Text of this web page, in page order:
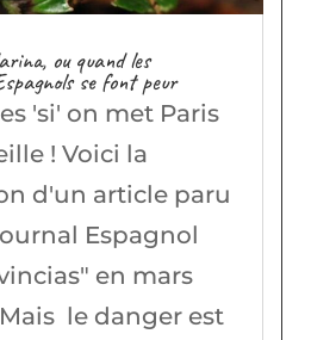
ou quand les
se font peur
'si' on met Paris
! Voici la
d'un article paru
Espagnol
en mars
le danger est